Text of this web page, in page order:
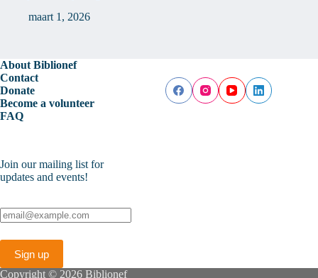
maart 1, 2026
About Biblionef
Contact
Donate
Become a volunteer
FAQ
Join our mailing list for
updates and events!
Copyright © 2026 Biblionef